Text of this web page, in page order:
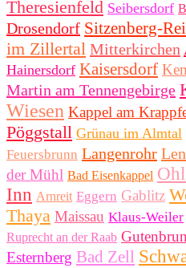
Theresienfeld Seibersdorf
Drosendorf Sitzenberg-
im Zillertal Mitterkirchen
Hainersdorf Kaisersdorf
Martin am Tennengebirge
Wiesen Kappel am
Pöggstall Grünau im Almtal
Feuersbrunn Langenrohr
der Mühl Bad Eisenkappel
Inn Arnreit Eggern Gablitz
Thaya Maissau Klaus-Weiler
Ruprecht an der Raab
Esternberg Bad Zell